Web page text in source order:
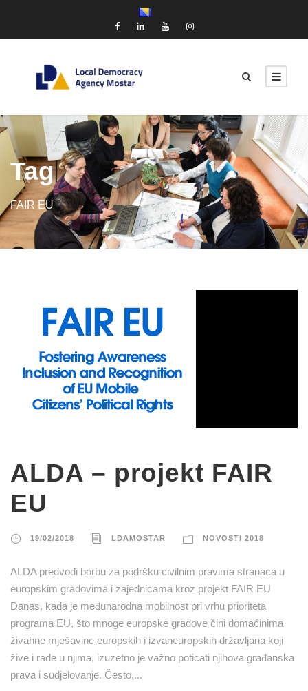
Tag
FAIR EU
ALDA – projekt FAIR
EU
19/02/2018 LDAMOSTAR NOVOSTI 2018
ALDA predvodi borbu za podršku civilnim pravima stranaca u
europskim gradovima i zajednicama kroz projekt FAIR EU
Danas, kada je međunarodna mobilnost pri vrhu prioriteta
programa EU, što mnoge europske gradove čini domaćinima
živahne mješavine europskih i izvaneuropskih državljana koji
žive i rade u njima, izuzetno je važno poticati njihova građanska
prava i sudjelovanje. Često,...